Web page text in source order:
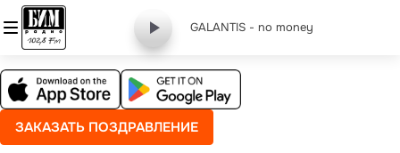
GALANTIS - no money
ЗАКАЗАТЬ ПОЗДРАВЛЕНИЕ